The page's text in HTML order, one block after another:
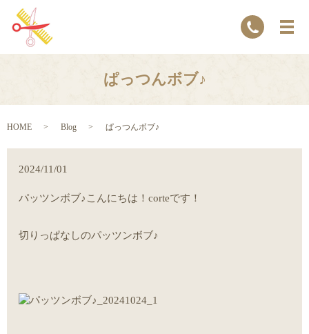
ぱっつんボブ♪
HOME Blog ぱっつんボブ♪
2024/11/01
パッツンボブ♪こんにちは！corteです！
切りっぱなしのパッツンボブ♪